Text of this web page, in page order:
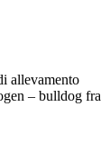
allevamento
– bulldog